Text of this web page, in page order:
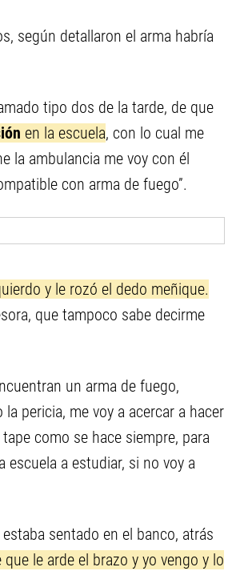
según detallaron el arma habría
tipo dos de la tarde, de que
en la escuela, con lo cual me
la ambulancia me voy con él
con arma de fuego”.
y le rozó el dedo meñique.
que tampoco sabe decirme
un arma de fuego,
pericia, me voy a acercar a hacer
como se hace siempre, para
escuela a estudiar, si no voy a
sentado en el banco, atrás
que le arde el brazo y yo vengo y lo